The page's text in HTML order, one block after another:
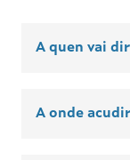
A quen vai
A onde acudir